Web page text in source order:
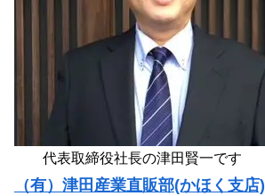
代表取締役社長の津田賢一です
（有）津田産業直販部(かほく支店)